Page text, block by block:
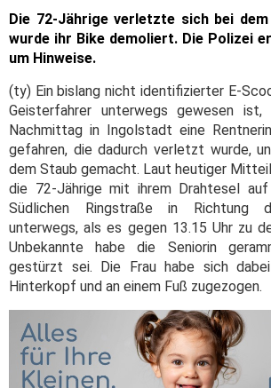
Die 72-Jährige verletzte sich bei
wurde ihr Bike demoliert. Die Polizei
um Hinweise.
(ty) Ein bislang nicht identifizierter E-
Geisterfahrer unterwegs gewesen
Nachmittag in Ingolstadt eine
gefahren, die dadurch verletzt wurde,
dem Staub gemacht. Laut heutiger
die 72-Jährige mit ihrem Drahtesel
Südlichen Ringstraße in Richtung
unterwegs, als es gegen 13.15 Uhr zu
Unbekannte habe die Seniorin
gestürzt sei. Die Frau habe sich
Hinterkopf und an einem Fuß zugezogen.